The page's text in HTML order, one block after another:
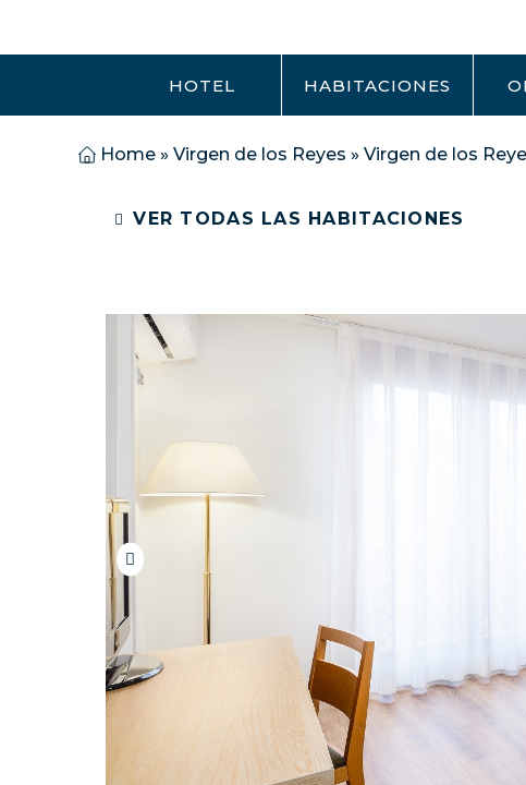
HOTEL HABITACIONES
Home » Virgen de los Reyes » Virgen de los
VER TODAS LAS HABITACIONES